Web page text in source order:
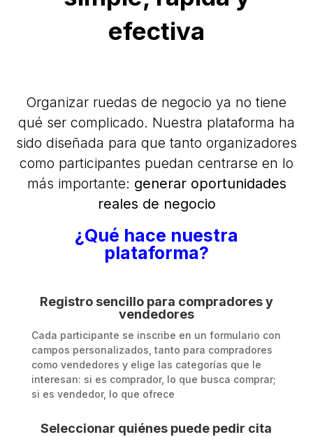
efectiva
Organizar ruedas de negocio ya no tiene
qué ser complicado. Nuestra plataforma ha
sido diseñada para que tanto organizadores
como participantes puedan centrarse en lo
más importante: generar oportunidades
reales de negocio
¿Qué hace nuestra
plataforma?
Registro sencillo para compradores y
vendedores
Cada participante se inscribe en un formulario con
campos personalizados, tanto para compradores
como vendedores y elige las categorías que le
interesan: si es comprador, lo que busca comprar;
si es vendedor, lo que ofrece
Seleccionar quiénes puede pedir cita